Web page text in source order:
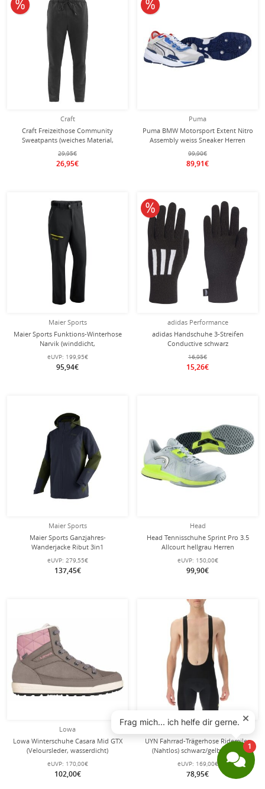
Craft
Craft Freizeithose Community
Sweatpants (weiches Material,
höchster Tragekomfort) lang
schwarz Herren
29,95€
26,95€
10% reduziert
Puma
Puma BMW Motorsport Extent Nitro
Assembly weiss Sneaker Herren
99,90€
89,91€
10% reduziert
Maier Sports
Maier Sports Funktions-Winterhose
Narvik (winddicht,
wasserabweisend, PFC-frei) lang
schwarz Herren
eUVP: 199,95€
95,94€
adidas Performance
adidas Handschuhe 3-Streifen
Conductive schwarz
16,95€
15,26€
10% reduziert
Maier Sports
Maier Sports Ganzjahres-
Wanderjacke Ribut 3in1
(PrimaLoft®-Isolation, wind- und
wasserdicht) skyblau/khaki Herren
eUVP: 279,55€
137,45€
Head
Head Tennisschuhe Sprint Pro 3.5
Allcourt hellgrau Herren
eUVP: 150,00€
99,90€
Lowa
Lowa Winterschuhe Casara Mid GTX
(Veloursleder, wasserdicht)
steingrau/rose Damen
eUVP: 170,00€
102,00€
UYN Fahrrad-Trägerhose Ridemiles
(Nahtlos) schwarz/gelb Herren
eUVP: 169,00€
78,95€